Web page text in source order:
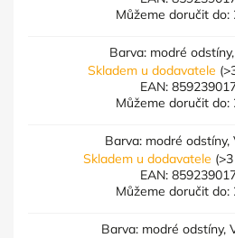
Můžeme doručit do:
Barva: modré
Skladem u dodavatele
EAN:
Můžeme doručit do:
Barva: modré odstíny,
Skladem u dodavatele
EAN:
Můžeme doručit do:
Barva: modré odstíny,